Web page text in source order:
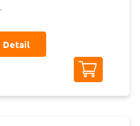
Detail